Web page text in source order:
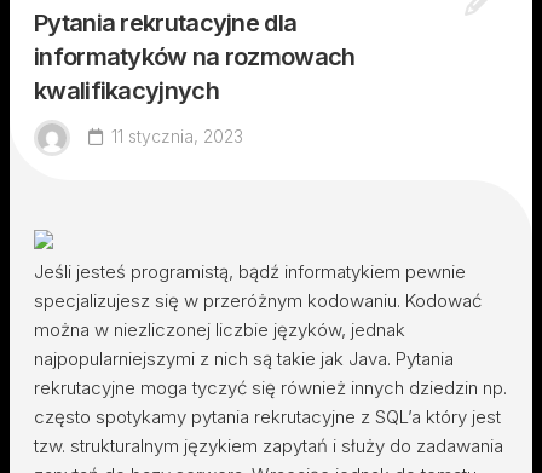
Pytania rekrutacyjne dla
informatyków na rozmowach
kwalifikacyjnych
11 stycznia, 2023
Jeśli jesteś programistą, bądź informatykiem pewnie
specjalizujesz się w przeróżnym kodowaniu. Kodować
można w niezliczonej liczbie języków, jednak
najpopularniejszymi z nich są takie jak Java. Pytania
rekrutacyjne moga tyczyć się również innych dziedzin np.
często spotykamy pytania rekrutacyjne z SQL’a który jest
tzw. strukturalnym językiem zapytań i służy do zadawania